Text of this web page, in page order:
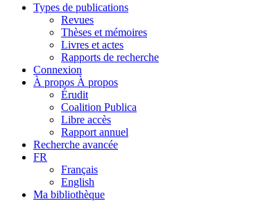
Types de publications
Revues
Thèses et mémoires
Livres et actes
Rapports de recherche
Connexion
À propos À propos
Érudit
Coalition Publica
Libre accès
Rapport annuel
Recherche avancée
FR
Français
English
Ma bibliothèque